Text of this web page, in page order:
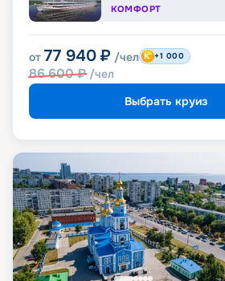
КОМФОРТ
от 77 940 ₽ /чел
86 600₽ /чел
+1 000
Выбрать круиз